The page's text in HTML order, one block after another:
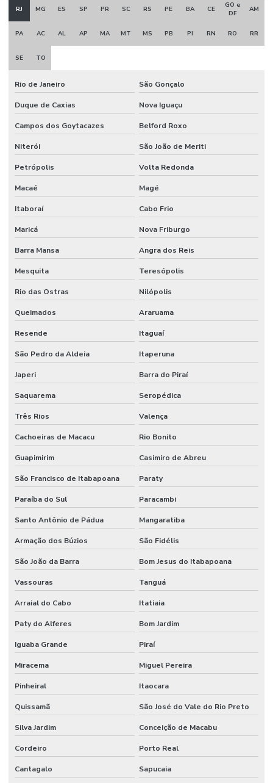
RJ MG ES SP PR SC RS PE BA CE
GO e
DF
AM
PA AC AL AP MA MT MS PB PI RN RO RR
SE TO
Rio de Janeiro São Gonçalo
Duque de Caxias Nova Iguaçu
Campos dos Goytacazes Belford Roxo
Niterói São João de Meriti
Petrópolis Volta Redonda
Macaé Magé
Itaboraí Cabo Frio
Maricá Nova Friburgo
Barra Mansa Angra dos Reis
Mesquita Teresópolis
Rio das Ostras Nilópolis
Queimados Araruama
Resende Itaguaí
São Pedro da Aldeia Itaperuna
Japeri Barra do Piraí
Saquarema Seropédica
Três Rios Valença
Cachoeiras de Macacu Rio Bonito
Guapimirim Casimiro de Abreu
São Francisco de Itabapoana Paraty
Paraíba do Sul Paracambi
Santo Antônio de Pádua Mangaratiba
Armação dos Búzios São Fidélis
São João da Barra Bom Jesus do Itabapoana
Vassouras Tanguá
Arraial do Cabo Itatiaia
Paty do Alferes Bom Jardim
Iguaba Grande Piraí
Miracema Miguel Pereira
Pinheiral Itaocara
Quissamã São José do Vale do Rio Preto
Silva Jardim Conceição de Macabu
Cordeiro Porto Real
Cantagalo Sapucaia